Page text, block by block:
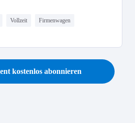
Vollzeit Firmenwagen
kostenlos abonnieren